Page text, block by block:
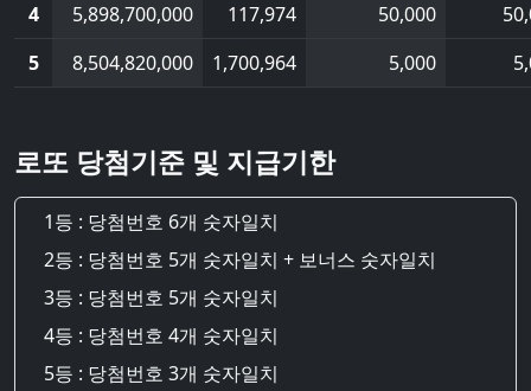
4
5,898,700,000 117,974 50,000
5
8,504,820,000 1,700,964 5,000
로또 당첨기준 및 지급기한
1등 : 당첨번호 6개 숫자일치
2등 : 당첨번호 5개 숫자일치 + 보너스 숫자일치
3등 : 당첨번호 5개 숫자일치
4등 : 당첨번호 4개 숫자일치
5등 : 당첨번호 3개 숫자일치